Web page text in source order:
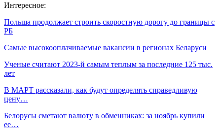
Интересное:
Польша продолжает строить скоростную дорогу до границы с
РБ
Самые высокооплачиваемые вакансии в регионах Беларуси
Ученые считают 2023-й самым теплым за последние 125 тыс.
лет
В МАРТ рассказали, как будут определять справедливую
цену…
Белорусы сметают валюту в обменниках: за ноябрь купили
ее…